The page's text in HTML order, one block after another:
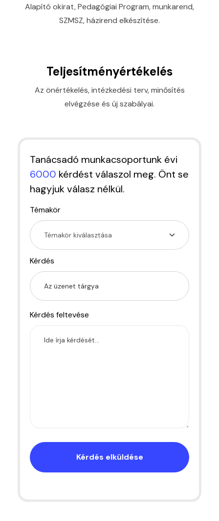
Alapító okirat, Pedagógiai Program, munkarend,
SZMSZ, házirend elkészítése.
Teljesítményértékelés
Az önértékelés, intézkedési terv, minősítés
elvégzése és új szabályai.
Tanácsadó munkacsoportunk évi
6000 kérdést válaszol meg. Önt se
hagyjuk válasz nélkül.
Témakör
Kérdés
Kérdés feltevése
Kérdés elküldése